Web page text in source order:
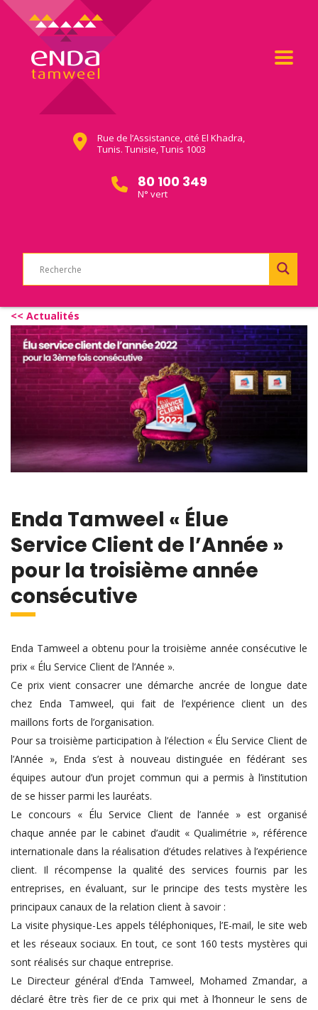
Rue de l’Assistance, cité El Khadra,
Tunis. Tunisie, Tunis 1003
80 100 349
N° vert
<< Actualités
Enda Tamweel « Élue
Service Client de l’Année »
pour la troisième année
consécutive
Enda Tamweel a obtenu pour la troisième année consécutive le
prix « Élu Service Client de l’Année ».
Ce prix vient consacrer une démarche ancrée de longue date
chez Enda Tamweel, qui fait de l’expérience client un des
maillons forts de l’organisation.
Pour sa troisième participation à l’élection « Élu Service Client de
l’Année », Enda s’est à nouveau distinguée en fédérant ses
équipes autour d’un projet commun qui a permis à l’institution
de se hisser parmi les lauréats.
Le concours « Élu Service Client de l’année » est organisé
chaque année par le cabinet d’audit « Qualimétrie », référence
internationale dans la réalisation d’études relatives à l’expérience
client. Il récompense la qualité des services fournis par les
entreprises, en évaluant, sur le principe des tests mystère les
principaux canaux de la relation client à savoir :
La visite physique-Les appels téléphoniques, l’E-mail, le site web
et les réseaux sociaux. En tout, ce sont 160 tests mystères qui
sont réalisés sur chaque entreprise.
Le Directeur général d’Enda Tamweel, Mohamed Zmandar, a
déclaré être très fier de ce prix qui met à l’honneur le sens de